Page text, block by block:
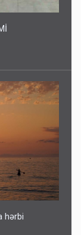
hərbi